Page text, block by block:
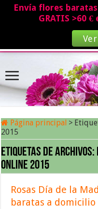
Página principal >
2015
Etiquetas de archivos:
online 2015
Rosas Día de la
baratas a domicilio
Envía flores
GRATIS >60